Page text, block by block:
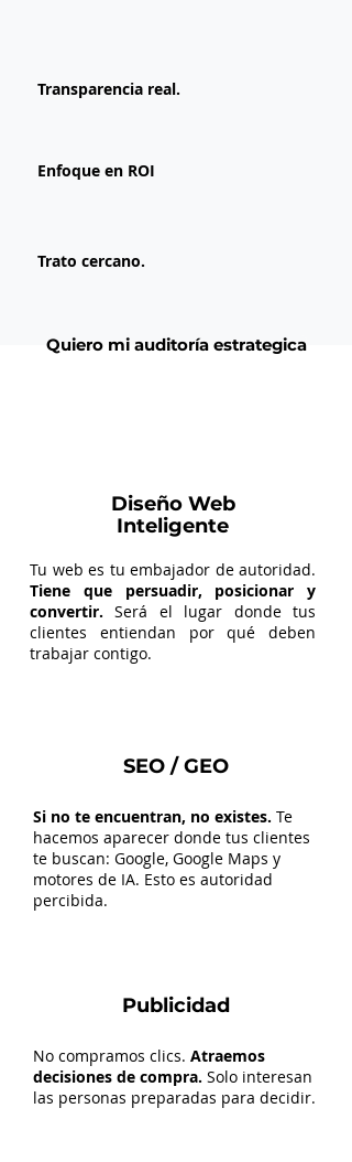
Transparencia real.
Enfoque en ROI
Trato cercano.
Quiero mi auditoría estrategica
Tu web es tu embajador de autoridad.
Tiene que persuadir, posicionar y
convertir. Será el lugar donde tus
clientes entiendan por qué deben
trabajar contigo.
Diseño Web
Inteligente
SEO / GEO
Si no te encuentran, no existes. Te
hacemos aparecer donde tus clientes
te buscan: Google, Google Maps y
motores de IA. Esto es autoridad
percibida.
Publicidad
No compramos clics. Atraemos
decisiones de compra. Solo interesan
las personas preparadas para decidir.